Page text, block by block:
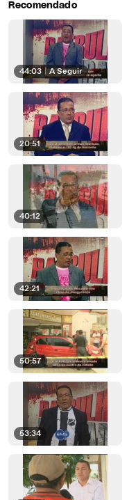
Recomendado
44:03 A Seguir
20:51
40:12
42:21
50:57
53:34